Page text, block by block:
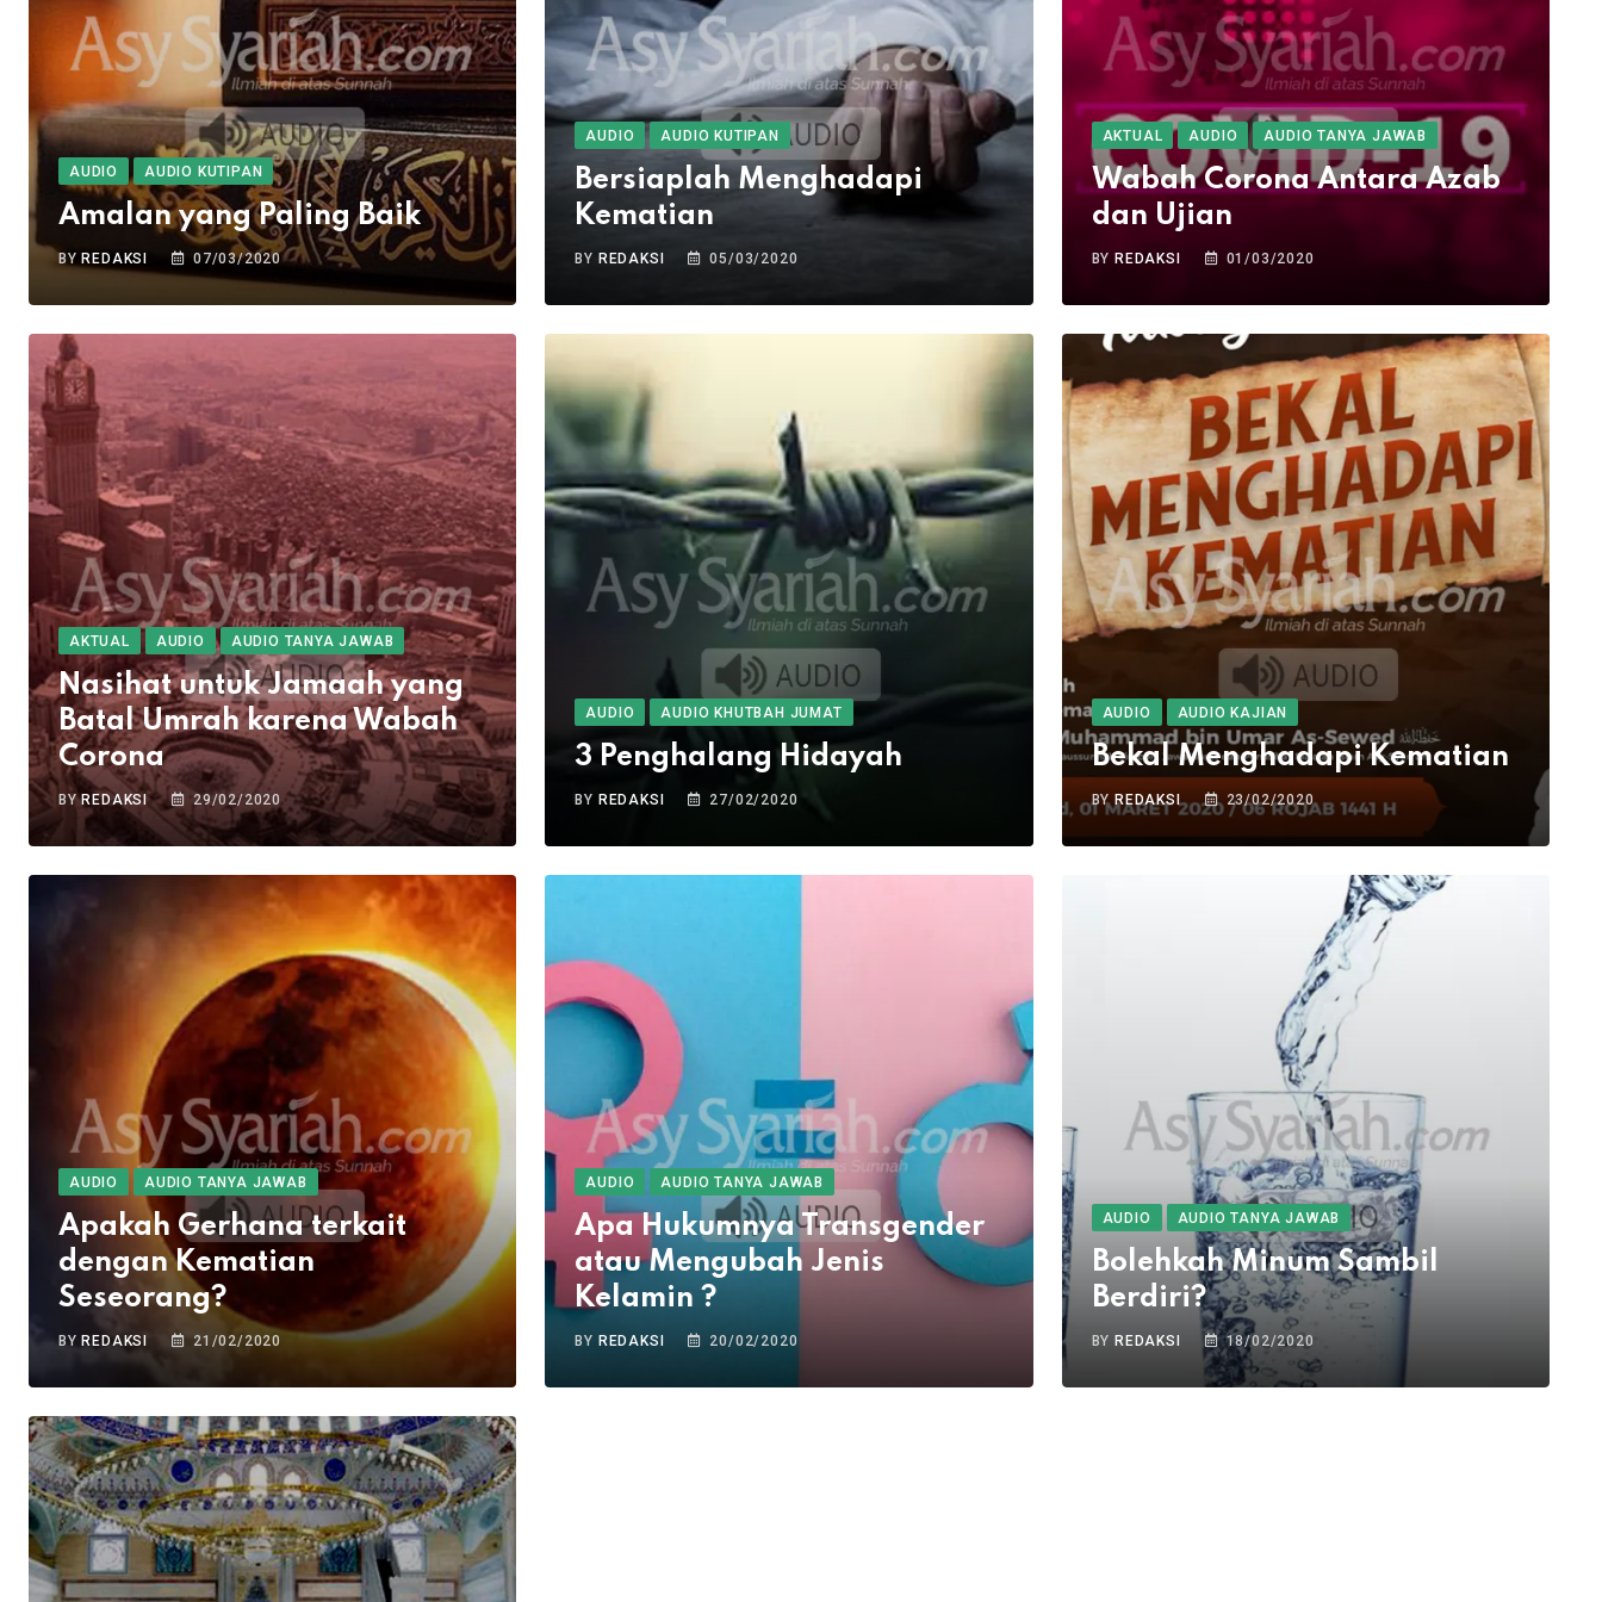
AUDIO AUDIO KUTIPAN
Amalan yang Paling Baik
BY REDAKSI 07/03/2020
AUDIO AUDIO KUTIPAN
Bersiaplah Menghadapi
Kematian
BY REDAKSI 05/03/2020
AKTUAL AUDIO AUDIO TANYA JAWAB
Wabah Corona Antara Azab
dan Ujian
BY REDAKSI 01/03/2020
AKTUAL AUDIO AUDIO TANYA JAWAB
Nasihat untuk Jamaah yang
Batal Umrah karena Wabah
Corona
BYREDAKSI 29/02/2020
AUDIO AUDIO KHUTBAH JUMAT
3 Penghalang Hidayah
BY REDAKSI 27/02/2020
AUDIO AUDIO KAJIAN
Bekal Menghadapi Kematian
BY REDAKSI 23/02/2020
AUDIO AUDIO TANYA JAWAB
Apakah Gerhana terkait
dengan Kematian
Seseorang?
BYREDAKSI 21/02/2020
AUDIO AUDIO TANYA JAWAB
Apa Hukumnya Transgender
atau Mengubah Jenis
Kelamin ?
BY REDAKSI 20/02/2020
AUDIO AUDIO TANYA JAWAB
Bolehkah Minum Sambil
Berdiri?
BYREDAKSI 18/02/2020